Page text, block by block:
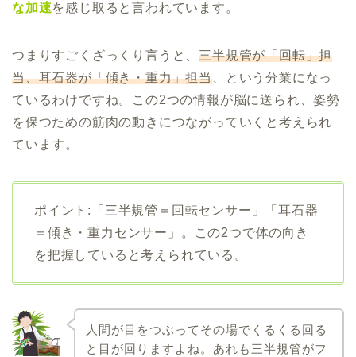
な加速を感じ取ると言われています。
つまりすごくざっくり言うと、三半規管が「回転」担
当、耳石器が「傾き・重力」担当、という分業になっ
ているわけですね。この2つの情報が脳に送られ、姿勢
を保つための筋肉の動きにつながっていくと考えられ
ています。
ポイント:「三半規管＝回転センサー」「耳石器
＝傾き・重力センサー」。この2つで体の向き
を把握していると考えられている。
人間が目をつぶってその場でくるくる回る
と目が回りますよね。あれも三半規管がフ